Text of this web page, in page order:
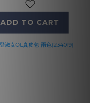
ADD TO CART